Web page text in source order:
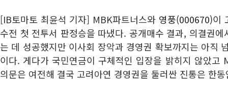
[IB토마토 최윤석 기자] MBK파트너스와 영풍(000670)이
수전 첫 전투서 판정승을 따냈다. 공개매수 결과, 의결권
는 데 성공했지만 이사회 장악과 경영권 확보까지는 아직
이다. 게다가 국민연금이 구체적인 입장을 밝히지 않았고
의문은 여전해 결국 고려아연 경영권을 둘러싼 진통은 한